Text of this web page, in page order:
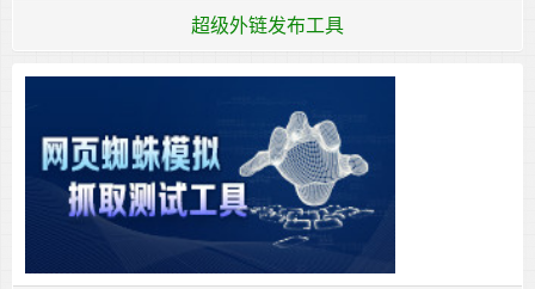
超级外链发布工具